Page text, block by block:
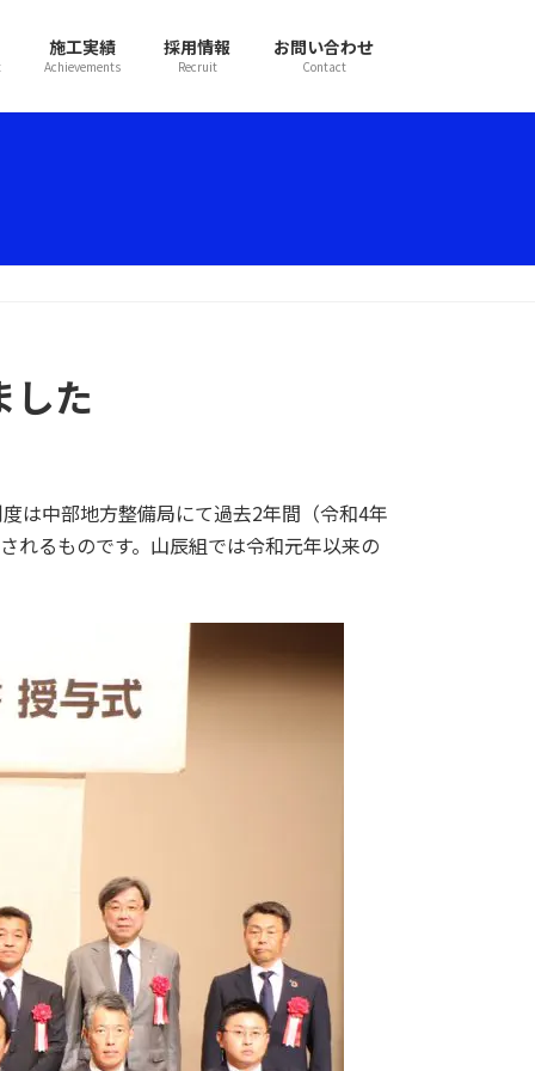
施工実績
Achievements
採用情報
Recruit
お問い合わせ
Contact
た
は中部地方整備局にて過去2年間（令和4年
れるものです。山辰組では令和元年以来の